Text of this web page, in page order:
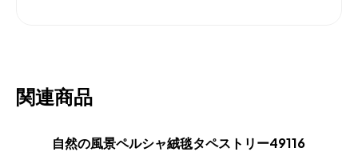
関連商品
自然の風景ペルシャ絨毯タペストリー49116